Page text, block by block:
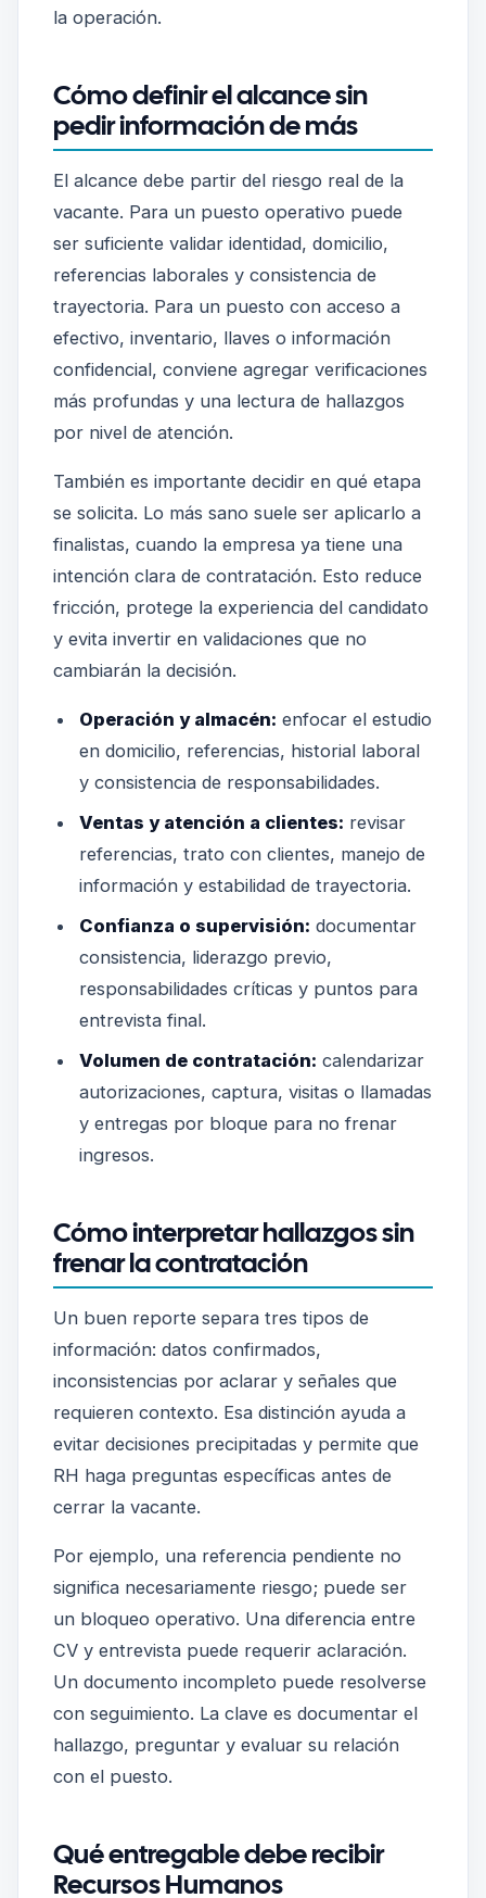
la operación.
Cómo definir el alcance sin
pedir información de más
El alcance debe partir del riesgo real de la
vacante. Para un puesto operativo puede
ser suficiente validar identidad, domicilio,
referencias laborales y consistencia de
trayectoria. Para un puesto con acceso a
efectivo, inventario, llaves o información
confidencial, conviene agregar verificaciones
más profundas y una lectura de hallazgos
por nivel de atención.
También es importante decidir en qué etapa
se solicita. Lo más sano suele ser aplicarlo a
finalistas, cuando la empresa ya tiene una
intención clara de contratación. Esto reduce
fricción, protege la experiencia del candidato
y evita invertir en validaciones que no
cambiarán la decisión.
Operación y almacén: enfocar el estudio
en domicilio, referencias, historial laboral
y consistencia de responsabilidades.
Ventas y atención a clientes: revisar
referencias, trato con clientes, manejo de
información y estabilidad de trayectoria.
Confianza o supervisión: documentar
consistencia, liderazgo previo,
responsabilidades críticas y puntos para
entrevista final.
Volumen de contratación: calendarizar
autorizaciones, captura, visitas o llamadas
y entregas por bloque para no frenar
ingresos.
Cómo interpretar hallazgos sin
frenar la contratación
Un buen reporte separa tres tipos de
información: datos confirmados,
inconsistencias por aclarar y señales que
requieren contexto. Esa distinción ayuda a
evitar decisiones precipitadas y permite que
RH haga preguntas específicas antes de
cerrar la vacante.
Por ejemplo, una referencia pendiente no
significa necesariamente riesgo; puede ser
un bloqueo operativo. Una diferencia entre
CV y entrevista puede requerir aclaración.
Un documento incompleto puede resolverse
con seguimiento. La clave es documentar el
hallazgo, preguntar y evaluar su relación
con el puesto.
Qué entregable debe recibir
Recursos Humanos